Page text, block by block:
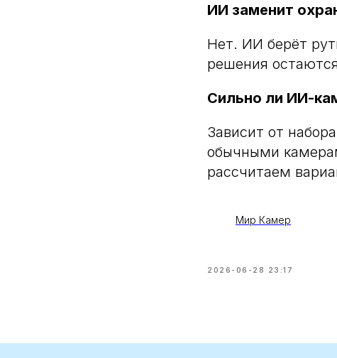
ИИ заменит
Нет. ИИ берёт
решения
Сильно ли ИИ-
Зависит от
обычными
рассчитаем
Мир Камер
2026-06-28 23:17